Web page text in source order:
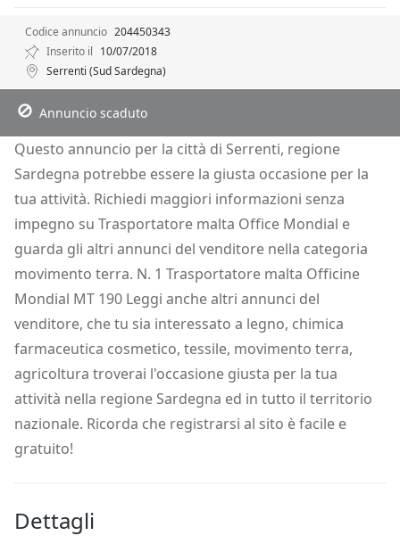
Codice annuncio 204450343
Inserito il 10/07/2018
Serrenti (Sud Sardegna)
Descrizione
Dettagli Posizione Richiedi Info
Annuncio scaduto
Questo annuncio per la città di Serrenti, regione
Sardegna potrebbe essere la giusta occasione per la
tua attività. Richiedi maggiori informazioni senza
impegno su Trasportatore malta Office Mondial e
guarda gli altri annunci del venditore nella categoria
movimento terra. N. 1 Trasportatore malta Officine
Mondial MT 190 Leggi anche altri annunci del
venditore, che tu sia interessato a legno, chimica
farmaceutica cosmetico, tessile, movimento terra,
agricoltura troverai l'occasione giusta per la tua
attività nella regione Sardegna ed in tutto il territorio
nazionale. Ricorda che registrarsi al sito è facile e
gratuito!
Dettagli